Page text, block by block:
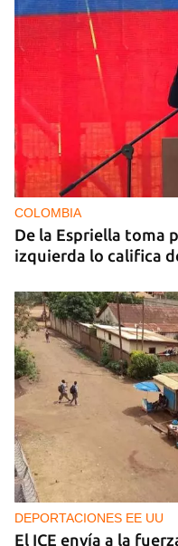
COLOMBIA
De la Espriella toma
izquierda lo califica
DEPORTACIONES EE UU
El ICE envía a la